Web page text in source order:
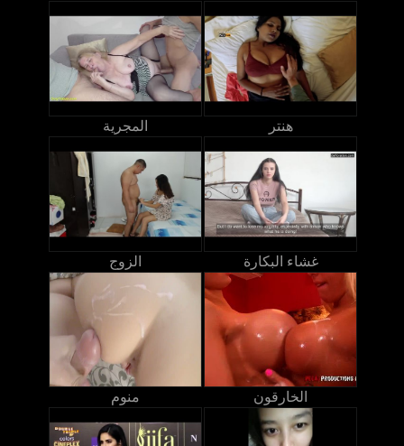
المجرية هنتر
الزوج غشاء البكارة
منوم الخارقون